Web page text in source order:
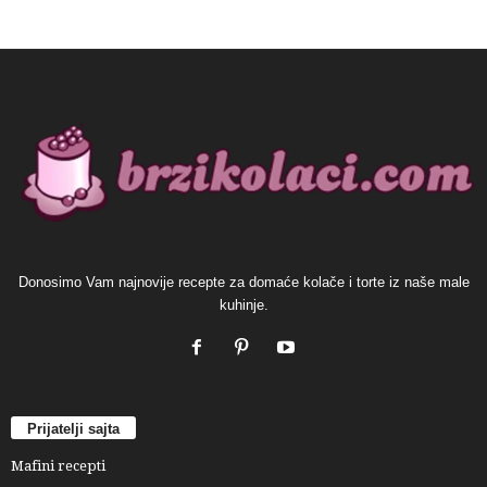
Donosimo Vam najnovije recepte za domaće kolače i torte iz naše male
kuhinje.
Prijatelji sajta
Mafini recepti